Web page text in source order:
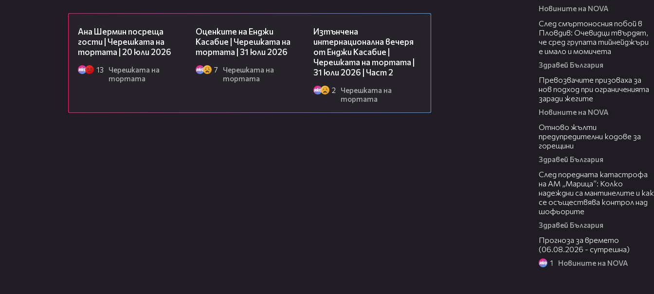
Ана Шермин посреща
гости | Черешката на
тортата | 20 юли 2026
13
Черешката на
тортата
Оценките на Енджи
Касабие | Черешката на
тортата | 31 юли 2026
7
Черешката на
тортата
Изтънчена
интернационална вечеря
от Енджи Касабие |
Черешката на тортата |
31 юли 2026 | Част 2
2
Черешката на
тортата
Новините на NOVA
След смъртоносния побой в
Пловдив: Очевидци твърдят,
че сред групата тийнейджъри
е имало и момичета
Здравей България
Превозвачите призоваха за
нов подход при ограниченията
заради жегите
Новините на NOVA
Отново жълти
предупредителни кодове за
горещини
Здравей България
След поредната катастрофа
на АМ „Марица”: Колко
надеждни са мантинелите и как
се осъществява контрол над
шофьорите
Здравей България
Прогноза за времето
(06.08.2026 - сутрешна)
1 Новините на NOVA